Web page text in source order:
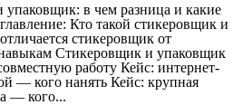
в чем разница и какие
Кто такой стикеровщик и
стикеровщик от
Стикеровщик и упаковщик
работу Кейс: интернет-
— кого нанять Кейс: крупная
— кого...